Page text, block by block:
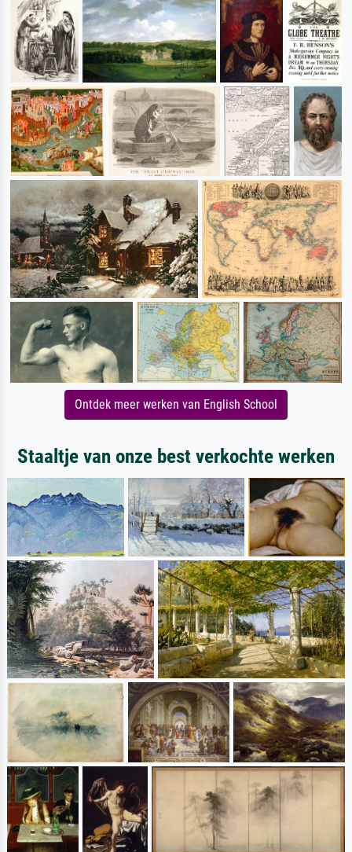
Ontdek meer werken van English School
Staaltje van onze best verkochte werken